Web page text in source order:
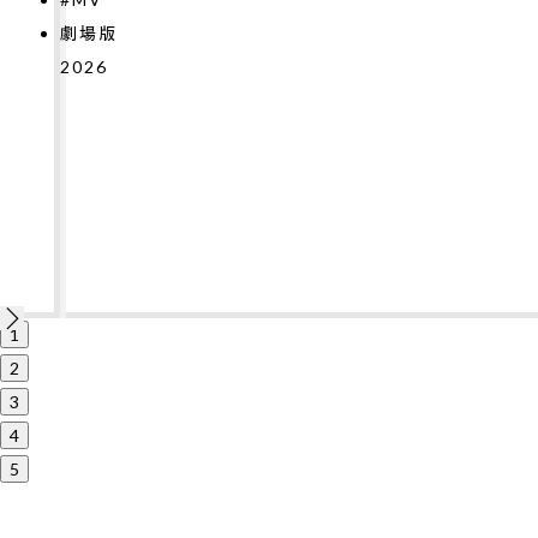
2026
1
2
3
4
5